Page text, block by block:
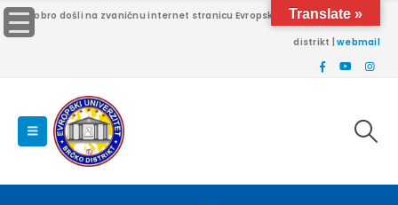
Dobro došli na zvaničnu internet stranicu Evropskog univerziteta Brčko
distrikt |webmail
Translate »